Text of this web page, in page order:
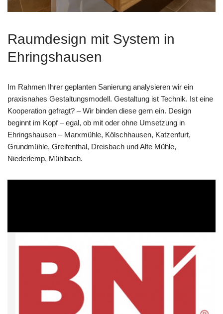
Raumdesign mit System in
Ehringshausen
Im Rahmen Ihrer geplanten Sanierung analysieren wir ein
praxisnahes Gestaltungsmodell. Gestaltung ist Technik. Ist eine
Kooperation gefragt? – Wir binden diese gern ein. Design
beginnt im Kopf – egal, ob mit oder ohne Umsetzung in
Ehringshausen – Marxmühle, Kölschhausen, Katzenfurt,
Grundmühle, Greifenthal, Dreisbach und Alte Mühle,
Niederlemp, Mühlbach.